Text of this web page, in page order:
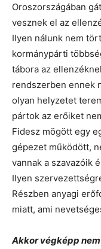
Oroszországában
vesznek el az
Ilyen nálunk nem
kormánypárti
tábora az
rendszerben ennek
olyan helyzetet
pártok az erőiket
Fidesz mögött egy
gépezet működött,
vannak a szavazóik
Ilyen
Részben anyagi
miatt, ami
Akkor végképp